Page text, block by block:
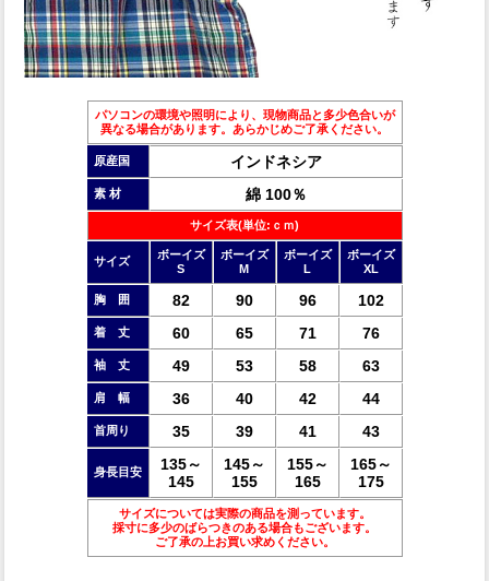
パソコンの環境や照明により、現物商品と多少色合いが
異なる場合があります。あらかじめご了承ください。
原産国 インドネシア
素 材 綿 100％
サイズ表(単位:ｃｍ)
サイズ
ボーイズ
S
ボーイズ
M
ボーイズ
L
ボーイズ
XL
胸 囲 82 90 96 102
着 丈 60 65 71 76
袖 丈 49 53 58 63
肩 幅 36 40 42 44
首周り 35 39 41 43
身長目安
135～
145
145～
155
155～
165
165～
175
サイズについては実際の商品を測っています。
採寸に多少のばらつきのある場合もございます。
ご了承の上お買い求めください。